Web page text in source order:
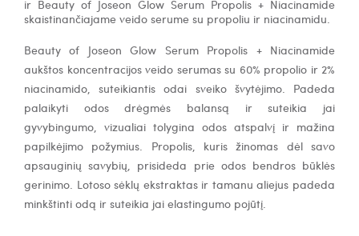
ir Beauty of Joseon Glow Serum Propolis + Niacinamide
skaistinančiajame veido serume su propoliu ir niacinamidu.
Beauty of Joseon Glow Serum Propolis + Niacinamide
aukštos koncentracijos veido serumas su 60% propolio ir 2%
niacinamido, suteikiantis odai sveiko švytėjimo. Padeda
palaikyti odos drėgmės balansą ir suteikia jai
gyvybingumo, vizualiai tolygina odos atspalvį ir mažina
papilkėjimo požymius. Propolis, kuris žinomas dėl savo
apsauginių savybių, prisideda prie odos bendros būklės
gerinimo. Lotoso sėklų ekstraktas ir tamanu aliejus padeda
minkštinti odą ir suteikia jai elastingumo pojūtį.